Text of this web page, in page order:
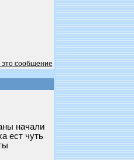
это сообщение
начали
ест чуть